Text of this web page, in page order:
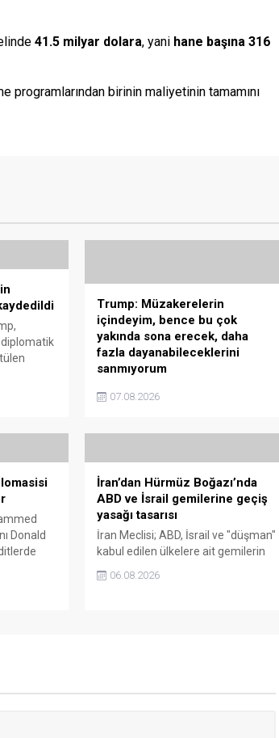
41.5 milyar dolara, yani hane başına 316
programlarından birinin maliyetinin tamamını
diplomatik
Trump: Müzakerelerin
içindeyim, bence bu çok
yakında sona erecek, daha
fazla dayanabileceklerini
sanmıyorum
müzakerelerde aktif rol aldığını
anlaşmaya varılabileceğini söyledi.
07.08.2026
Donald
İran’dan Hürmüz Boğazı’nda
ABD ve İsrail gemilerine geçiş
yasağı tasarısı
İran Meclisi; ABD, İsrail ve "düşman"
kabul edilen ülkelere ait gemilerin
yasaklamayı öngören yasa
06.08.2026